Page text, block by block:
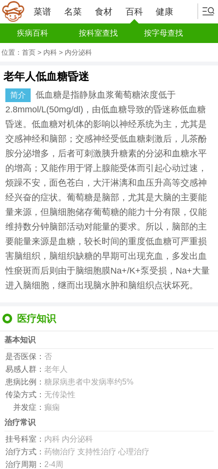
菜谱 名菜 食材 百科 健康
疾病百科 按科室查找 按字母查找
位置： 首页 > 内科 > 内分泌科
老年人低血糖昏迷
简介
低血糖是指静脉血浆葡萄糖浓度低于
2.8mmol/L(50mg/dl)，由低血糖导致的昏迷称低血糖
昏迷。低血糖对机体的影响以神经系统为主，尤其是
交感神经和脑部；交感神经受低血糖刺激后，儿茶酚
胺分泌增多，后者可刺激胰升糖素的分泌和血糖水平
的增高；又能作用于肾上腺能受体而引起心动过速，
烦躁不安，面色苍白，大汗淋漓和血压升高等交感神
经兴奋的症状。葡萄糖是脑部，尤其是大脑的主要能
量来源，但脑细胞储存葡萄糖的能力十分有限，仅能
维持数分钟脑部活动对能量的要求。所以，脑部的主
要能量来源是血糖，较长时间的重度低血糖可严重损
害脑组织，脑组织缺糖的早期可出现充血，多发出血
性瘀斑而后则由于脑细胞膜Na+/K+泵受损，Na+大量
进入脑细胞，继而出现脑水肿和脑组织点状坏死。
医疗知识
基本知识
是否医保： 否
易感人群： 老年人
患病比例： 糖尿病患者中发病率约5%
传染方式： 无传染性
并发症： 癫痫
治疗常识
挂号科室： 内科 内分泌科
治疗方式： 药物治疗 支持性治疗 心理治疗
治疗周期： 2-4周